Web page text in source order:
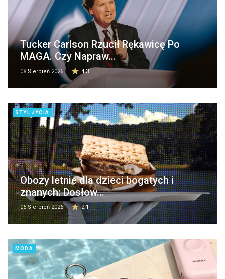
Tucker Carlson Rzucił Rękawicę Po
MAGA. Czy Napraw...
08 Sierpień 2026 4.3
STYL ŻYCIA
Obozy letnie dla dzieci bogatych i
znanych: Dosłow...
06 Sierpień 2026 2.1
MODA